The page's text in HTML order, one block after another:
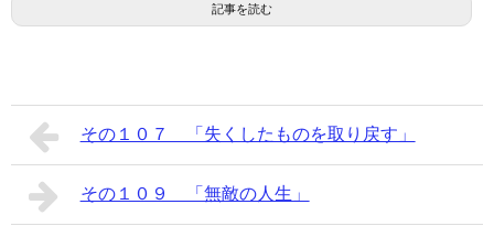
記事を読む
その１０７ 「失くしたものを取り戻す」
その１０９ 「無敵の人生」